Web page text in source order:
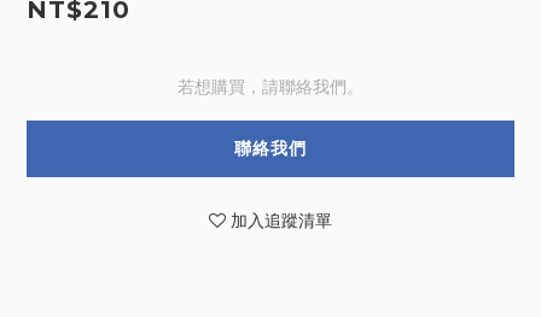
NT$210
若想購買，請聯絡我們。
聯絡我們
加入追蹤清單